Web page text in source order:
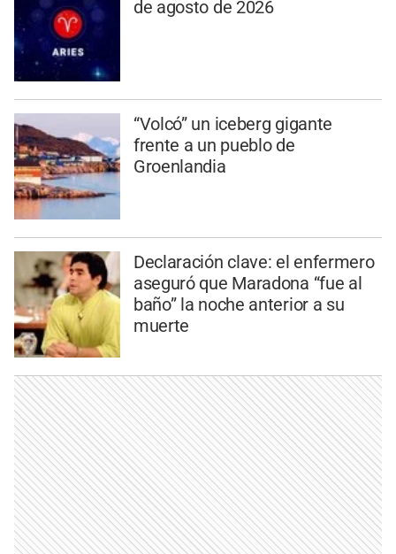
de agosto de 2026
“Volcó” un iceberg gigante
frente a un pueblo de
Groenlandia
Declaración clave: el enfermero
aseguró que Maradona “fue al
baño” la noche anterior a su
muerte